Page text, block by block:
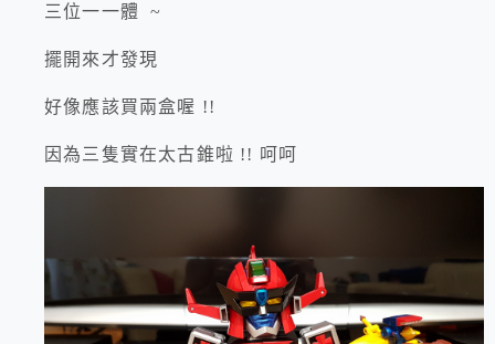
三位一一體 ~
擺開來才發現
好像應該買兩盒喔 !!
因為三隻實在太古錐啦 !! 呵呵